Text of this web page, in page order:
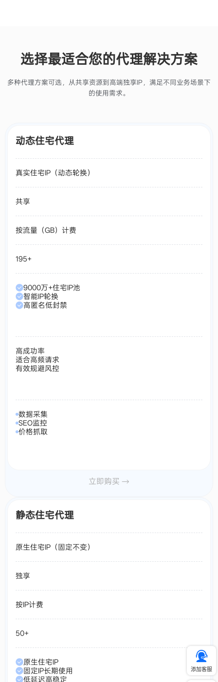
选择最适合您的代理解决方案
多种代理方案可选，从共享资源到高端独享IP，满足不同业务场景下
的使用需求。
动态住宅代理
真实住宅IP（动态轮换）
共享
按流量（GB）计费
195+
9000万+住宅IP池
智能IP轮换
高匿名低封禁
高成功率
适合高频请求
有效规避风控
数据采集
SEO监控
价格抓取
立即购买 →
静态住宅代理
原生住宅IP（固定不变）
独享
按IP计费
50+
原生住宅IP
固定IP长期使用
低延迟高稳定
添加客服